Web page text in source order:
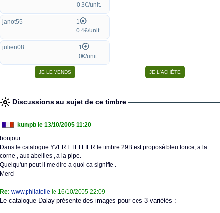
0.3€/unit.
janot55
1
0.4€/unit.
julien08
1
0€/unit.
Discussions au sujet de ce timbre
kumpb le 13/10/2005 11:20
bonjour.
Dans le catalogue YVERT TELLIER le timbre 29B est proposé bleu foncé, a la
corne , aux abeilles , a la pipe.
Quelqu'un peut il me dire a quoi ca signifie .
Merci
Re: www.philatelie le 16/10/2005 22:09
Le catalogue Dalay présente des images pour ces 3 variétés :